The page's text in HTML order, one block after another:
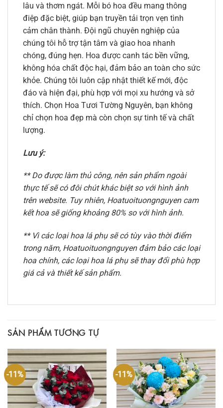
lâu và thơm ngát. Mỗi bó hoa đều mang thông
điệp đặc biệt, giúp bạn truyền tải trọn vẹn tình
cảm chân thành. Đội ngũ chuyên nghiệp của
chúng tôi hỗ trợ tận tâm và giao hoa nhanh
chóng, đúng hẹn. Hoa được canh tác bền vững,
không hóa chất độc hại, đảm bảo an toàn cho sức
khỏe. Chúng tôi luôn cập nhật thiết kế mới, độc
đáo và hiện đại, phù hợp với mọi xu hướng và sở
thích. Chọn Hoa Tươi Tường Nguyên, bạn không
chỉ chọn hoa đẹp mà còn chọn sự tinh tế và chất
lượng.
Lưu ý:
** Do được làm thủ công, nên sản phẩm ngoài
thực tế sẽ có đôi chút khác biệt so với hình ảnh
trên website. Tuy nhiên, Hoatuoituongnguyen cam
kết hoa sẽ giống khoảng 80% so với hình ảnh.
** Vì các loại hoa lá phụ sẽ có tùy vào thời điểm
trong năm, Hoatuoituongnguyen đảm bảo các loại
hoa chính, các loại hoa lá phụ sẽ thay đổi phù hợp
giá cả và thiết kế sản phẩm.
SẢN PHẨM TƯƠNG TỰ
-11% -11%